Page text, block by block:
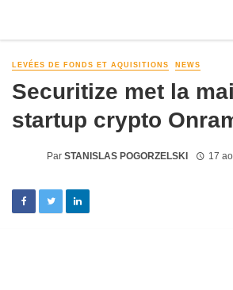
LEVÉES DE FONDS ET AQUISITIONS NEWS
Securitize met la
startup crypto
Par STANISLAS POGORZELSKI 17